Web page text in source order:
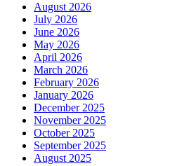
August 2026
July 2026
June 2026
May 2026
April 2026
March 2026
February 2026
January 2026
December 2025
November 2025
October 2025
September 2025
August 2025